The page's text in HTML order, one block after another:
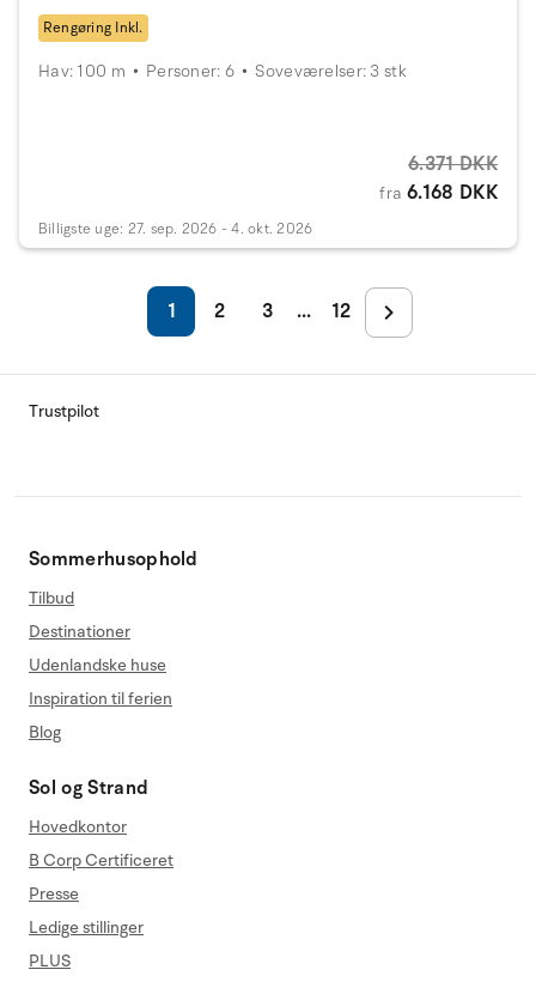
Rengøring Inkl.
Hav: 100 m Personer: 6 Soveværelser: 3 stk
fra
6.371 DKK
6.168 DKK
Billigste uge: 27. sep. 2026 - 4. okt. 2026
1 2 3 12
Trustpilot
Sommerhusophold
Tilbud
Destinationer
Udenlandske huse
Inspiration til ferien
Blog
Sol og Strand
Hovedkontor
B Corp Certificeret
Presse
Ledige stillinger
PLUS